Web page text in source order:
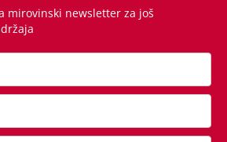
se računa? Jedna od
u drugom stupu
mirovinski newsletter za još